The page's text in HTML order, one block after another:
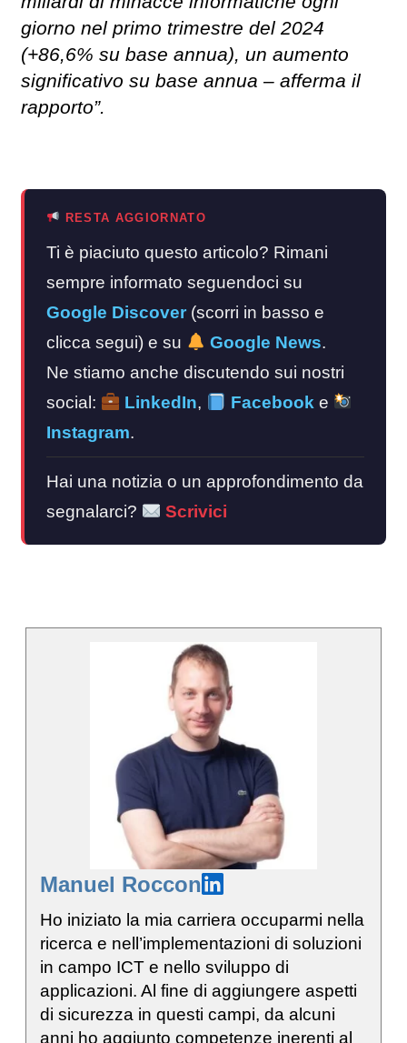
giorno nel primo trimestre del 2024
(+86,6% su base annua), un aumento
significativo su base annua – afferma il
rapporto”.
RESTA AGGIORNATO
Ti è piaciuto questo articolo? Rimani
sempre informato seguendoci su
Google Discover (scorri in basso e
clicca segui) e su
Google News.
Ne stiamo anche discutendo sui nostri
social:
LinkedIn, Facebook e
Instagram.
Hai una notizia o un approfondimento da
segnalarci?
Scrivici
Manuel Roccon
Ho iniziato la mia carriera occuparmi nella
ricerca e nell’implementazioni di soluzioni
in campo ICT e nello sviluppo di
applicazioni. Al fine di aggiungere aspetti
di sicurezza in questi campi, da alcuni
anni ho aggiunto competenze inerenti al